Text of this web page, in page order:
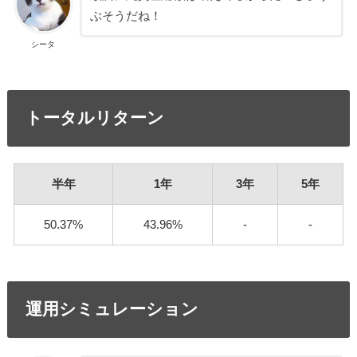
シータ
ぶそうだね！
トータルリターン
半年 1年 3年 5年
50.37% 43.96% - -
運用シミュレーション